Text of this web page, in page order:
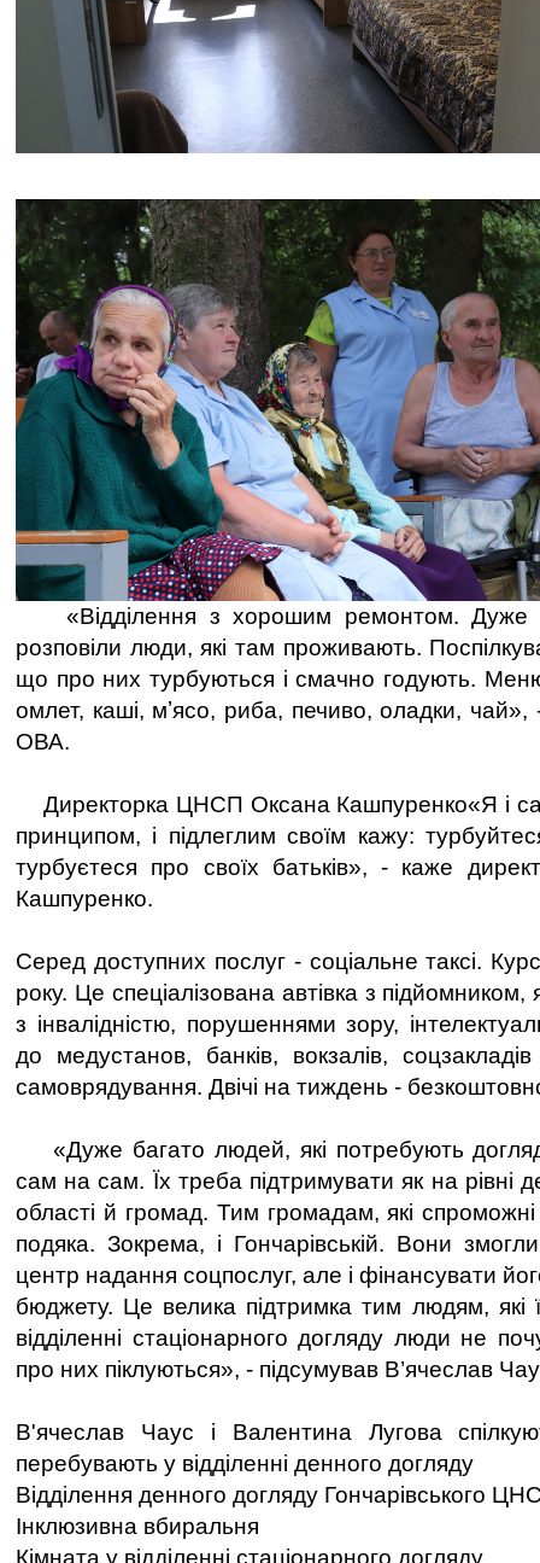
«Відділення з хорошим ремонтом. Дуже
розповіли люди, які там проживають.
що про них турбуються і смачно годують.
омлет, каші, мʼясо, риба, печиво, оладки, чай»,
ОВА.
Директорка ЦНСП Оксана Кашпуренко«Я і
принципом, і підлеглим своїм кажу:
турбуєтеся про своїх батьків», - каже
Кашпуренко.
Серед доступних послуг - соціальне таксі.
року. Це спеціалізована автівка з
з інвалідністю, порушеннями зору,
до медустанов, банків, вокзалів, соцзакладів
самоврядування. Двічі на тиждень -
«Дуже багато людей, які потребують
сам на сам. Їх треба підтримувати як на рівні
області й громад. Тим громадам, які
подяка. Зокрема, і Гончарівській. Вони
центр надання соцпослуг, але і фінансувати
бюджету. Це велика підтримка тим людям, які
відділенні стаціонарного догляду люди не
про них піклуються», - підсумував В’ячеслав
В'ячеслав Чаус і Валентина Лугова
перебувають у відділенні денного догляду
Відділення денного догляду Гончарівського
Інклюзивна вбиральня